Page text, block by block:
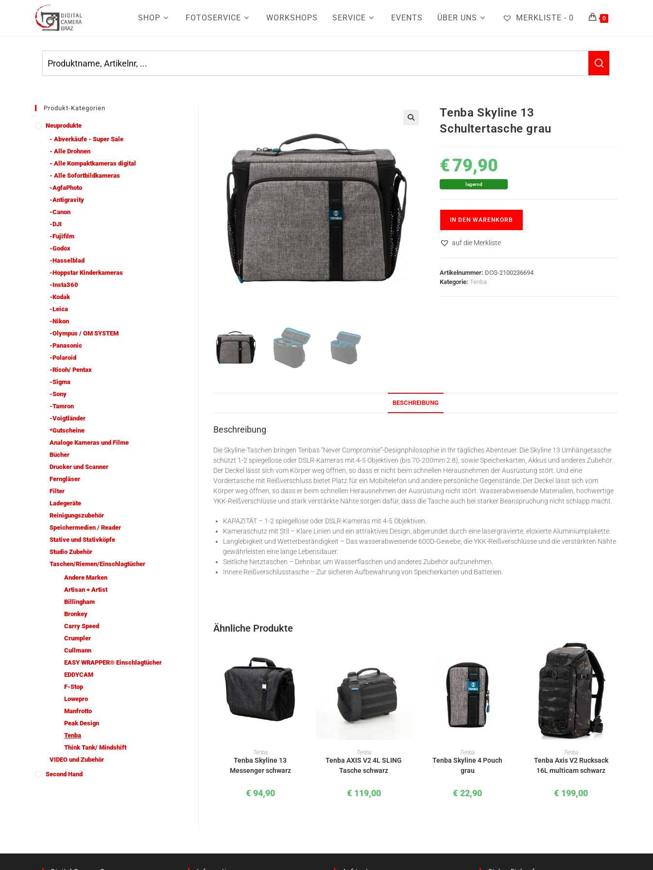
SHOP FOTOSERVICE WORKSHOPS SERVICE EVENTS ÜBER UNS MERKLISTE - 0 0
Tenba Skyline 13
Schultertasche grau
€79,90
lagernd
IN DEN WARENKORB
auf die Merkliste
Artikelnummer: DCG-2100236694
Kategorie:Tenba
BESCHREIBUNG
Beschreibung
Die Skyline-Taschen bringen Tenbas “Never Compromise”-Designphilosophie in Ihr tägliches Abenteuer. Die Skyline 13 Umhängetasche
schützt 1-2 spiegellose oder DSLR-Kameras mit 4-5 Objektiven (bis 70-200mm 2.8), sowie Speicherkarten, Akkus und anderes Zubehör.
Der Deckel lässt sich vom Körper weg öffnen, so dass er nicht beim schnellen Herausnehmen der Ausrüstung stört. Und eine
Vordertasche mit Reißverschluss bietet Platz für ein Mobiltelefon und andere persönliche Gegenstände. Der Deckel lässt sich vom
Körper weg öffnen, so dass er beim schnellen Herausnehmen der Ausrüstung nicht stört. Wasserabweisende Materialien, hochwertige
YKK-Reißverschlüsse und stark verstärkte Nähte sorgen dafür, dass die Tasche auch bei starker Beanspruchung nicht schlapp macht.
KAPAZITÄT – 1-2 spiegellose oder DSLR-Kameras mit 4-5 Objektiven.
Kameraschutz mit Stil – Klare Linien und ein attraktives Design, abgerundet durch eine lasergravierte, eloxierte Aluminiumplakette.
Langlebigkeit und Wetterbeständigkeit – Das wasserabweisende 600D-Gewebe, die YKK-Reißverschlüsse und die verstärkten Nähte
gewährleisten eine lange Lebensdauer.
Seitliche Netztaschen – Dehnbar, um Wasserflaschen und anderes Zubehör aufzunehmen.
Innere Reißverschlusstasche – Zur sicheren Aufbewahrung von Speicherkarten und Batterien.
Ähnliche Produkte
IN DEN WARENKORB
Tenba
Tenba Skyline 13
Messenger schwarz
€ 94,90
IN DEN WARENKORB
Tenba
Tenba AXIS V2 4L SLING
Tasche schwarz
€ 119,00
IN DEN WARENKORB
Tenba
Tenba Skyline 4 Pouch
grau
€ 22,90
IN DEN WARENKORB
Tenba
Tenba Axis V2 Rucksack
16L multicam schwarz
€ 199,00
Produkt-Kategorien
Neuprodukte
- Abverkäufe - Super Sale
- Alle Drohnen
- Alle Kompaktkameras digital
- Alle Sofortbildkameras
-AgfaPhoto
-Antigravity
-Canon
-DJI
-Fujifilm
-Godox
-Hasselblad
-Hoppstar Kinderkameras
-Insta360
-Kodak
-Leica
-Nikon
-Olympus / OM SYSTEM
-Panasonic
-Polaroid
-Ricoh/ Pentax
-Sigma
-Sony
-Tamron
-Voigtländer
*Gutscheine
Analoge Kameras und Filme
Bücher
Drucker und Scanner
Ferngläser
Filter
Ladegeräte
Reinigungszubehör
Speichermedien / Reader
Stative und Stativköpfe
Studio Zubehör
Taschen/Riemen/Einschlagtücher
Andere Marken
Artisan + Artist
Billingham
Bronkey
Carry Speed
Crumpler
Cullmann
EASY WRAPPER® Einschlagtücher
EDDYCAM
F-Stop
Lowepro
Manfrotto
Peak Design
Tenba
Think Tank/ Mindshift
VIDEO und Zubehör
Second Hand